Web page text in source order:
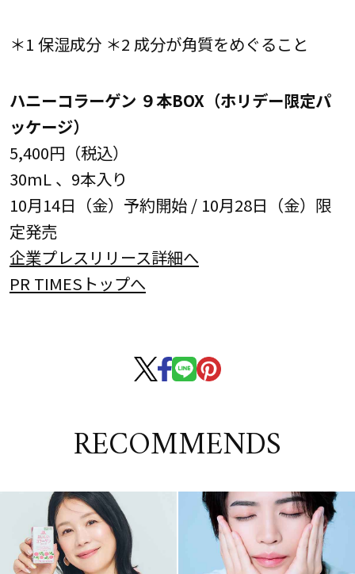
＊1 保湿成分 ＊2 成分が角質をめぐること
ハニーコラーゲン ９本BOX（ホリデー限定パ
ッケージ）
5,400円（税込）
30mL 、9本入り
10月14日（金）予約開始 / 10月28日（金）限
定発売
企業プレスリリース詳細へ
PR TIMESトップへ
RECOMMENDS